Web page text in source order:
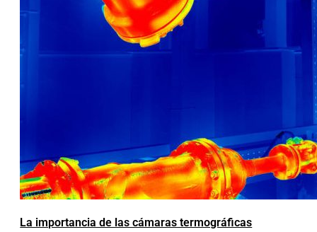
La importancia de las cámaras termográficas